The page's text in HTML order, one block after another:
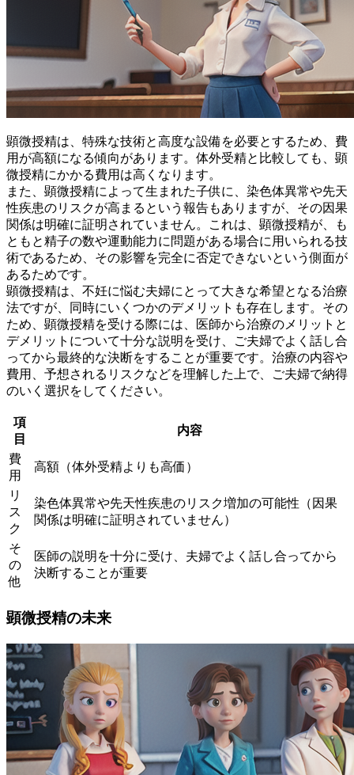
顕微授精は、 特殊な技術と高度な設備を必要とするため、費
用が高額になる傾向があります。体外受精と比較しても、顕
微授精にかかる費用は高くなります。
また、顕微授精によって生まれた子供に、染色体異常や先天
性疾患のリスクが高まるという報告もありますが、その因果
関係は明確に証明されていません。これは、顕微授精が、
も
ともと精子の数や運動能力に問題がある場合に用いられる技
術であるため、その影響を完全に否定できないという側面が
あるためです。
顕微授精は、不妊に悩む夫婦にとって大きな希望となる治療
法ですが、同時にいくつかのデメリットも存在します。その
ため、顕微授精を受ける際には、医師から治療のメリットと
デメリットについて十分な説明を受け、ご夫婦でよく話し合
ってから最終的な決断をすることが重要です。治療の内容や
費用、予想されるリスクなどを理解した上で、
ご夫婦で納得
のいく選択をしてください。
項
目
内容
費
用
高額（体外受精よりも高価）
リ
ス
ク
染色体異常や先天性疾患のリスク増加の可能性（因果
関係は明確に証明されていません）
そ
の
他
医師の説明を十分に受け、夫婦でよく話し合ってから
決断することが重要
顕微授精の未来